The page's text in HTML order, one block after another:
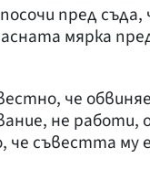
пред
мярка
че
не работи,
съвестта му